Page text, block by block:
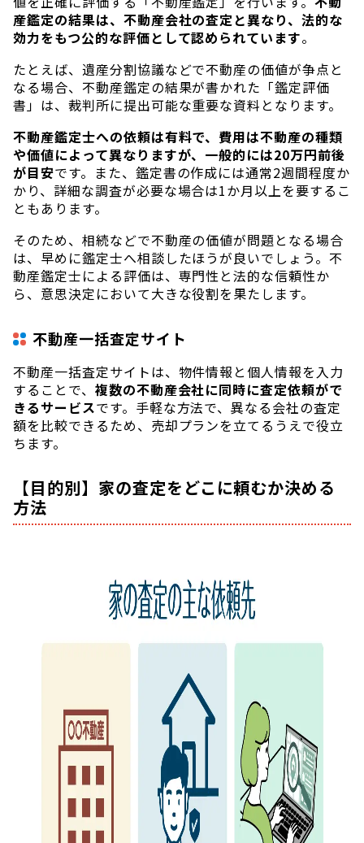
産鑑定の結果は、不動産会社の査定と異なり、法的な
効力をもつ公的な評価として認められています。
たとえば、遺産分割協議などで不動産の価値が争点と
なる場合、不動産鑑定の結果が書かれた「鑑定評価
書」は、裁判所に提出可能な重要な資料となります。
不動産鑑定士への依頼は有料で、費用は不動産の種類
や価値によって異なりますが、一般的には20万円前後
が目安です。また、鑑定書の作成には通常2週間程度か
かり、詳細な調査が必要な場合は1か月以上を要するこ
ともあります。
そのため、相続などで不動産の価値が問題となる場合
は、早めに鑑定士へ相談したほうが良いでしょう。不
動産鑑定士による評価は、専門性と法的な信頼性か
ら、意思決定において大きな役割を果たします。
不動産一括査定サイト
不動産一括査定サイトは、物件情報と個人情報を入力
することで、 複数の不動産会社に同時に査定依頼がで
きるサービスです。手軽な方法で、異なる会社の査定
額を比較できるため、売却プランを立てるうえで役立
ちます。
【目的別】家の査定をどこに頼むか決める
方法